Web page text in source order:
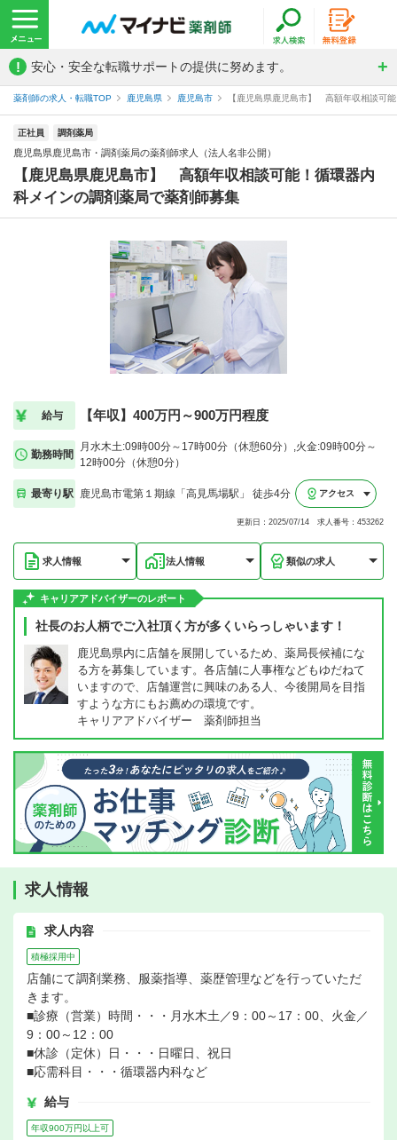
! 安心・安全な転職サポートの提供に努めます。
薬剤師の求人・転職TOP 鹿児島県 鹿児島市 【鹿児島県鹿児島市】 高額年収相談可
正社員 調剤薬局
鹿児島県鹿児島市・調剤薬局の薬剤師求人（法人名非公開）
【鹿児島県鹿児島市】 高額年収相談可能！循環器内
科メインの調剤薬局で薬剤師募集
給与 【年収】400万円～900万円程度
勤務時間
月水木土:09時00分～17時00分（休憩60分）,火金:09時00分～
12時00分（休憩0分）
最寄り駅 鹿児島市電第１期線「高見馬場駅」 徒歩4分 アクセス
更新日：2025/07/14 求人番号：453262
求人情報 法人情報 類似の求人
キャリアアドバイザーのレポート
社長のお人柄でご入社頂く方が多くいらっしゃいます！
鹿児島県内に店舗を展開しているため、薬局長候補にな
る方を募集しています。各店舗に人事権などもゆだねて
いますので、店舗運営に興味のある人、今後開局を目指
すような方にもお薦めの環境です。
キャリアアドバイザー 薬剤師担当
求人情報
求人内容
積極採用中
店舗にて調剤業務、服薬指導、薬歴管理などを行っていただ
きます。
■診療（営業）時間・・・月水木土／9：00～17：00、火金／
9：00～12：00
■休診（定休）日・・・日曜日、祝日
■応需科目・・・循環器内科など
給与
年収900万円以上可